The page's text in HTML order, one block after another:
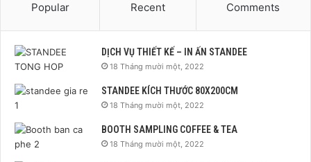
Popular Recent Comments
DỊCH VỤ THIẾT KẾ – IN ẤN STANDEE
18 Tháng mười một, 2022
STANDEE KÍCH THƯỚC 80X200CM
18 Tháng mười một, 2022
BOOTH SAMPLING COFFEE & TEA
18 Tháng mười một, 2022